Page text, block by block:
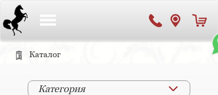
Каталог
Категория